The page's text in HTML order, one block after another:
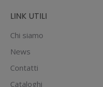
LINK UTILI
Chi siamo
News
Contatti
Cataloghi